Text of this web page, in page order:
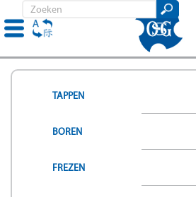
TAPPEN
BOREN
FREZEN